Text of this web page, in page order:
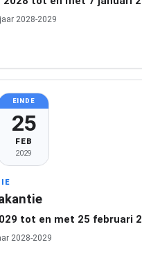
2028-2029
EINDE
25
FEB
2029
tot en met 25 februari
2028-2029